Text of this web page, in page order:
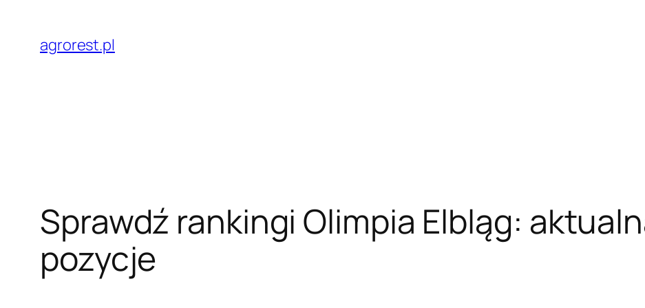
treści
agrorest.pl
Sprawdź rankingi Olimpia Elbląg:
pozycje